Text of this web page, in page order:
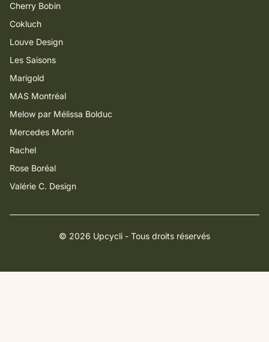
Cherry Bobin
Cokluch
Louve Design
Les Saisons
Marigold
MAS Montréal
Melow par Mélissa Bolduc
Mercedes Morin
Rachel
Rose Boréal
Valérie C. Design
© 2026 Upcycli - Tous droits réservés